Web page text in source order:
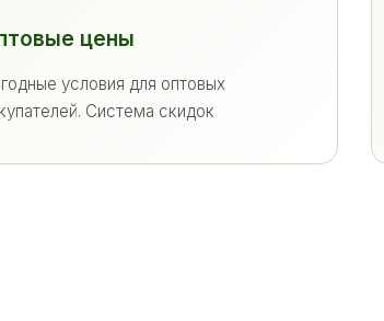
цены
условия для оптовых
Система скидок